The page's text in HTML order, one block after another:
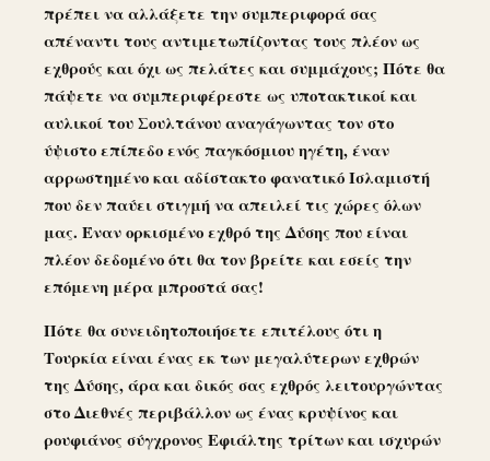
πρέπει να αλλάξετε την συμπεριφορά σας
απέναντι τους αντιμετωπίζοντας τους πλέον ως
εχθρούς και όχι ως πελάτες και συμμάχους; Πότε θα
πάψετε να συμπεριφέρεστε ως υποτακτικοί και
αυλικοί του Σουλτάνου αναγάγωντας τον στο
ύψιστο επίπεδο ενός παγκόσμιου ηγέτη, έναν
αρρωστημένο και αδίστακτο φανατικό Ισλαμιστή
που δεν παύει στιγμή να απειλεί τις χώρες όλων
μας. Έναν ορκισμένο εχθρό της Δύσης που είναι
πλέον δεδομένο ότι θα τον βρείτε και εσείς την
επόμενη μέρα μπροστά σας!
Πότε θα συνειδητοποιήσετε επιτέλους ότι η
Τουρκία είναι ένας εκ των μεγαλύτερων εχθρών
της Δύσης, άρα και δικός σας εχθρός λειτουργώντας
στο Διεθνές περιβάλλον ως ένας κρυψίνος και
ρουφιάνος σύγχρονος Εφιάλτης τρίτων και ισχυρών